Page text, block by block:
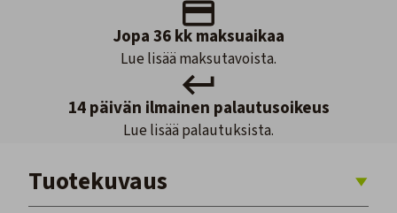
Jopa 36 kk maksuaikaa
Lue lisää maksutavoista.
14 päivän ilmainen palautusoikeus
Lue lisää palautuksista.
Tuotekuvaus